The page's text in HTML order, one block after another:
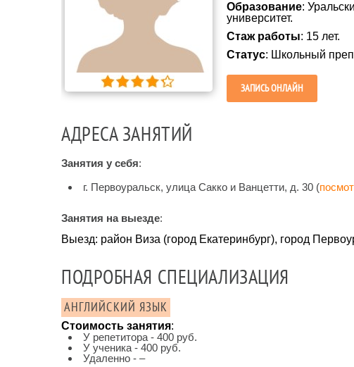
Образование:
университет.
Стаж работы: 15 лет.
Статус: Школьный
ЗАПИСЬ ОНЛАЙН
АДРЕСА ЗАНЯТИЙ
Занятия у себя:
г. Первоуральск, улица Сакко и Ванцетти, д. 30 (
Занятия на выезде:
Выезд: район Виза (город Екатеринбург), город
ПОДРОБНАЯ СПЕЦИАЛИЗАЦИЯ
АНГЛИЙСКИЙ ЯЗЫК
Стоимость занятия:
У репетитора - 400 руб.
У ученика - 400 руб.
Удаленно - –